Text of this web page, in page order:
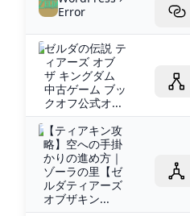
Error
ゼルダの伝説 テ
ィアーズ オブ
ザ キングダム
中古ゲーム ブッ
クオフ公式オ...
【ティアキン攻
略】空への手掛
かりの進め方｜
ゾーラの里【ゼ
ルダティアーズ
オブザキン...